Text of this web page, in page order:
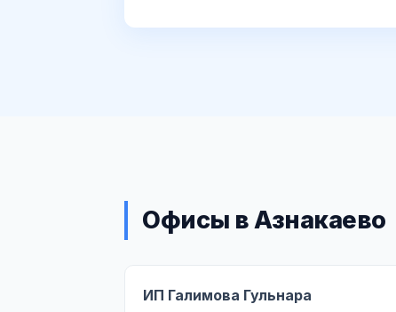
Офисы в Азнакаево
ИП Галимова Гульнара